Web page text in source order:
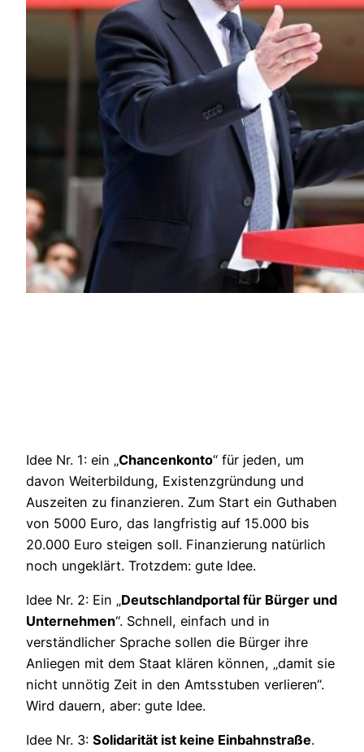
Idee Nr. 1: ein „Chancenkonto“ für jeden, um
davon Weiterbildung, Existenzgründung und
Auszeiten zu finanzieren. Zum Start ein Guthaben
von 5000 Euro, das langfristig auf 15.000 bis
20.000 Euro steigen soll. Finanzierung natürlich
noch ungeklärt. Trotzdem: gute Idee.
Idee Nr. 2: Ein „Deutschlandportal für Bürger und
Unternehmen“. Schnell, einfach und in
verständlicher Sprache sollen die Bürger ihre
Anliegen mit dem Staat klären können, „damit sie
nicht unnötig Zeit in den Amtsstuben verlieren“.
Wird dauern, aber: gute Idee.
Idee Nr. 3: Solidarität ist keine Einbahnstraße.